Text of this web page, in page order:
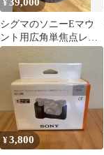
¥
シグマのソニーEマウ
ント用広角単焦点レン
ズ「16mm F1.4 DC DN |
¥3,800